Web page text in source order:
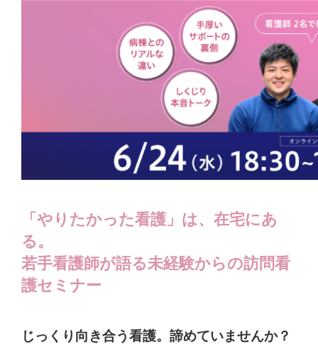
「やりたかった看護」は、在宅にあ
る。
若手看護師が語る未経験からの訪問看
護セミナー
じっくり向き合う看護。諦めていませんか？